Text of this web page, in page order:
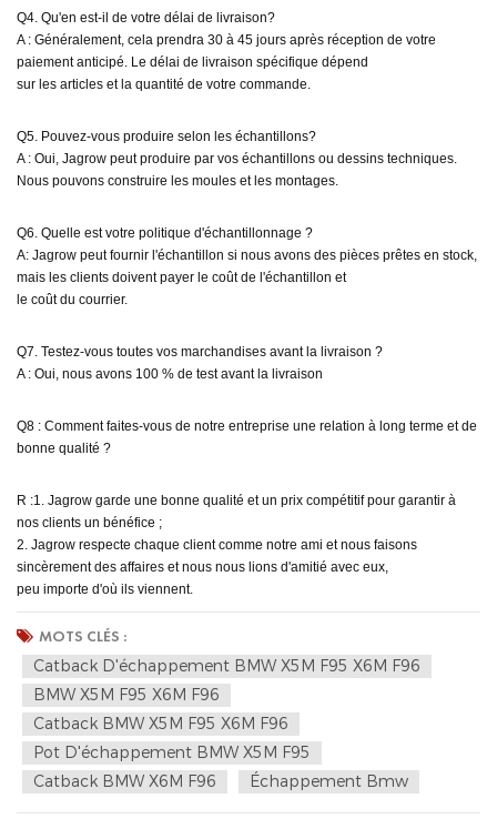
Q4. Qu'en est-il de votre délai de livraison?
A : Généralement, cela prendra 30 à 45 jours après réception de votre
paiement anticipé. Le délai de livraison spécifique dépend
sur les articles et la quantité de votre commande.
Q5. Pouvez-vous produire selon les échantillons?
A : Oui, Jagrow peut produire par vos échantillons ou dessins techniques.
Nous pouvons construire les moules et les montages.
Q6. Quelle est votre politique d'échantillonnage ?
A: Jagrow peut fournir l'échantillon si nous avons des pièces prêtes en stock,
mais les clients doivent payer le coût de l'échantillon et
le coût du courrier.
Q7. Testez-vous toutes vos marchandises avant la livraison ?
A : Oui, nous avons 100 % de test avant la livraison
Q8 : Comment faites-vous de notre entreprise une relation à long terme et de
bonne qualité ?
R :1. Jagrow garde une bonne qualité et un prix compétitif pour garantir à
nos clients un bénéfice ;
2. Jagrow respecte chaque client comme notre ami et nous faisons
sincèrement des affaires et nous nous lions d'amitié avec eux,
peu importe d'où ils viennent.
MOTS CLÉS :
Catback D'échappement BMW X5M F95 X6M F96
BMW X5M F95 X6M F96
Catback BMW X5M F95 X6M F96
Pot D'échappement BMW X5M F95
Catback BMW X6M F96
Échappement Bmw